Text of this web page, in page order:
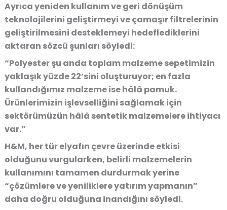
Ayrıca yeniden kullanım ve geri dönüşüm
teknolojilerini geliştirmeyi ve çamaşır filtrelerinin
geliştirilmesini desteklemeyi hedeflediklerini
aktaran sözcü şunları söyledi:
“Polyester şu anda toplam malzeme sepetimizin
yaklaşık yüzde 22’sini oluşturuyor; en fazla
kullandığımız malzeme ise hâlâ pamuk.
Ürünlerimizin işlevselliğini sağlamak için
sektörümüzün hâlâ sentetik malzemelere ihtiyacı
var.”
H&M, her tür elyafın çevre üzerinde etkisi
olduğunu vurgularken, belirli malzemelerin
kullanımını tamamen durdurmak yerine
“çözümlere ve yeniliklere yatırım yapmanın”
daha doğru olduğuna inandığını söyledi.